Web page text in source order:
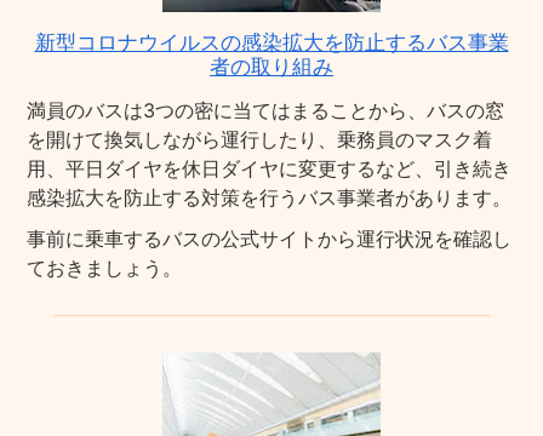
新型コロナウイルスの感染拡大を防止するバス事業
者の取り組み
満員のバスは3つの密に当てはまることから、バスの窓
を開けて換気しながら運行したり、乗務員のマスク着
用、平日ダイヤを休日ダイヤに変更するなど、引き続き
感染拡大を防止する対策を行うバス事業者があります。
事前に乗車するバスの公式サイトから運行状況を確認し
ておきましょう。